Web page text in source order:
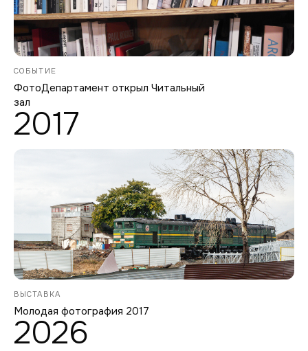
СОБЫТИЕ
ФотоДепартамент открыл Читальный
зал
2017
ВЫСТАВКА
Молодая фотография 2017
2026